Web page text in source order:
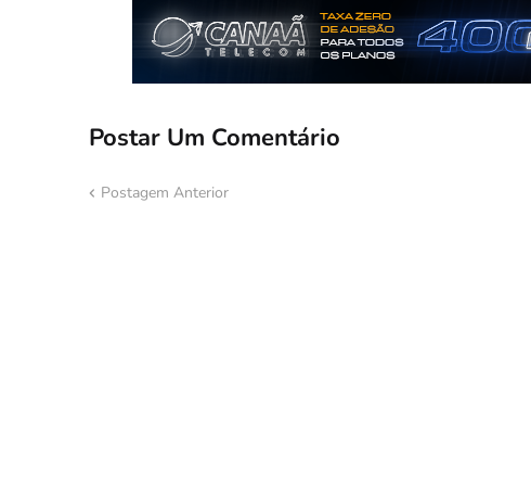
Postar Um Comentário
Postagem Anterior